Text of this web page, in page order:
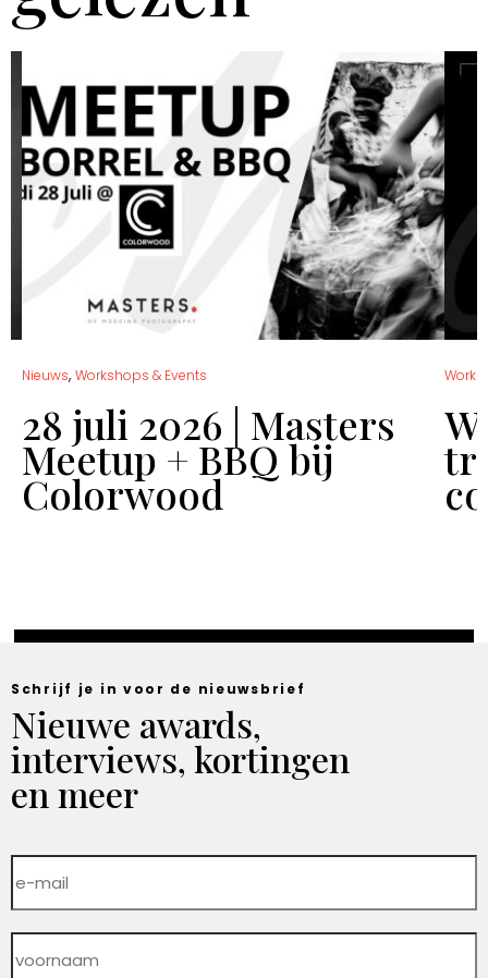
Nieuws, Workshops & Events
28 juli 2026 | Masters
Meetup + BBQ bij
Colorwood
Schrijf je in voor de nieuwsbrief
Nieuwe awards,
interviews, kortingen
en meer